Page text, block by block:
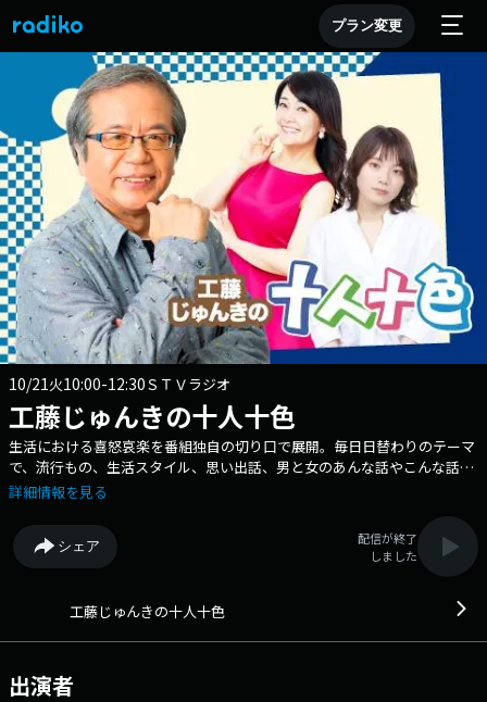
プラン変更
10/21火10:00-12:30ＳＴＶラジオ
工藤じゅんきの十人十色
生活における喜怒哀楽を番組独自の切り口で展開。毎日日替わりのテーマ
で、流行もの、生活スタイル、思い出話、男と女のあんな話やこんな話を
明るく、楽しく紹介します。メール：toiro@stv.jp Xハッシュタグ：
詳細情報を見る
シェア
配信が終了
しました
工藤じゅんきの十人十色
出演者